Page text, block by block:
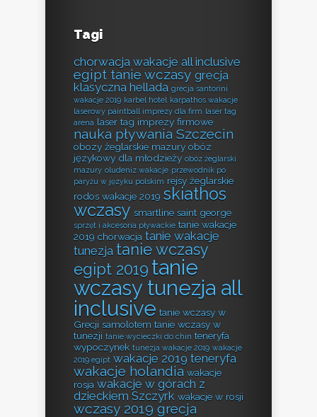
Tagi
chorwacja wakacje all inclusive
egipt tanie wczasy grecja
klasyczna hellada grecja santorini
wakacje 2019 karbel hotel karpathos wakacje
laserowy paintball imprezy dla firm laser tag
arena laser tag imprezy firmowe
nauka pływania Szczecin
obozy żeglarskie mazury obóz
językowy dla młodzieży obóz żeglarski
mazury oludeniz wakacje przewodnik po
paryżu w języku polskim rejsy żeglarskie
rodos wakacje 2019 skiathos
wczasy smartline saint george
sprzęt i akcesoria pływackie tanie wakacje
2019 chorwacja tanie wakacje
tunezja tanie wczasy
egipt 2019 tanie
wczasy tunezja all
inclusive tanie wczasy w
Grecji samolotem tanie wczasy w
tunezji tanie wycieczki do chin teneryfa
wypoczynek tunezja wakacje 2019 wakacje
2019 egipt wakacje 2019 teneryfa
wakacje holandia wakacje
rosja wakacje w górach z
dzieckiem Szczyrk wakacje w rosji
wczasy 2019 grecja